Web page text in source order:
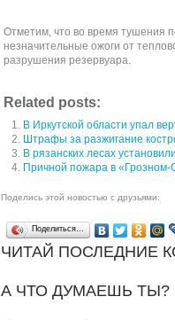
Отметим, что во время тушения
незначительные ожоги от
разрушения резервуара.
Related posts:
В Иркутской области упал
Штрафы за разжигание
В рязанских лесах
Причной пожара в
Поделись этой новостью с друзьями:
Поделиться…
ЧИТАЙ ПОСЛЕДНИЕ
А ЧТО ДУМАЕШЬ